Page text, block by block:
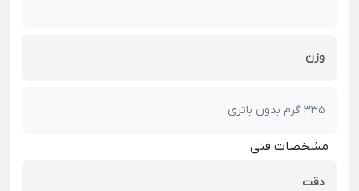
وزن
335 گرم بدون باتری
مشخصات فنی
دقت